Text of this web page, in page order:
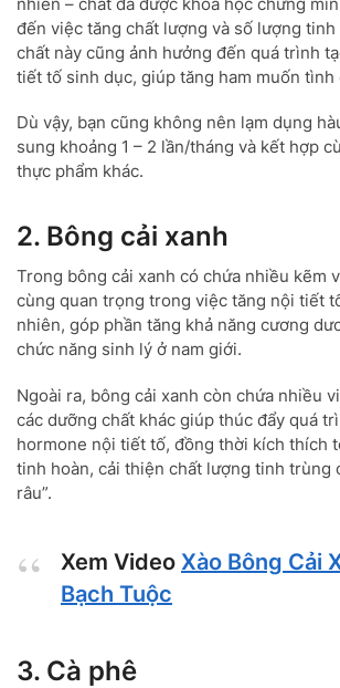
đến việc tăng chất lượng và số lượng tinh
chất này cũng ảnh hưởng đến quá trình
tiết tố sinh dục, giúp tăng ham muốn tình
Dù vậy, bạn cũng không nên lạm dụng
sung khoảng 1 – 2 lần/tháng và kết hợp
thực phẩm khác.
2. Bông cải xanh
Trong bông cải xanh có chứa nhiều kẽm
cùng quan trọng trong việc tăng nội tiết
nhiên, góp phần tăng khả năng cương
chức năng sinh lý ở nam giới.
Ngoài ra, bông cải xanh còn chứa nhiều
các dưỡng chất khác giúp thúc đẩy quá
hormone nội tiết tố, đồng thời kích thích
tinh hoàn, cải thiện chất lượng tinh trùng
râu”.
Xem Video Xào Bông Cải
Bạch Tuộc
3. Cà phê